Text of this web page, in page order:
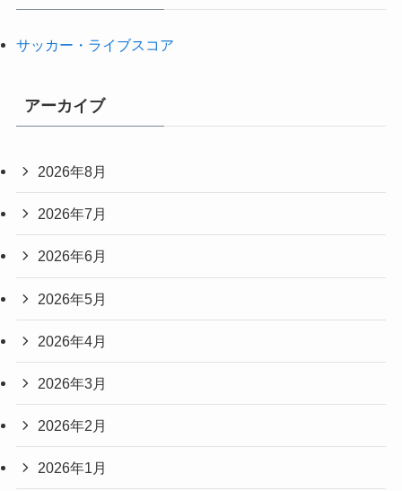
サッカー・ライブスコア
アーカイブ
2026年8月
2026年7月
2026年6月
2026年5月
2026年4月
2026年3月
2026年2月
2026年1月